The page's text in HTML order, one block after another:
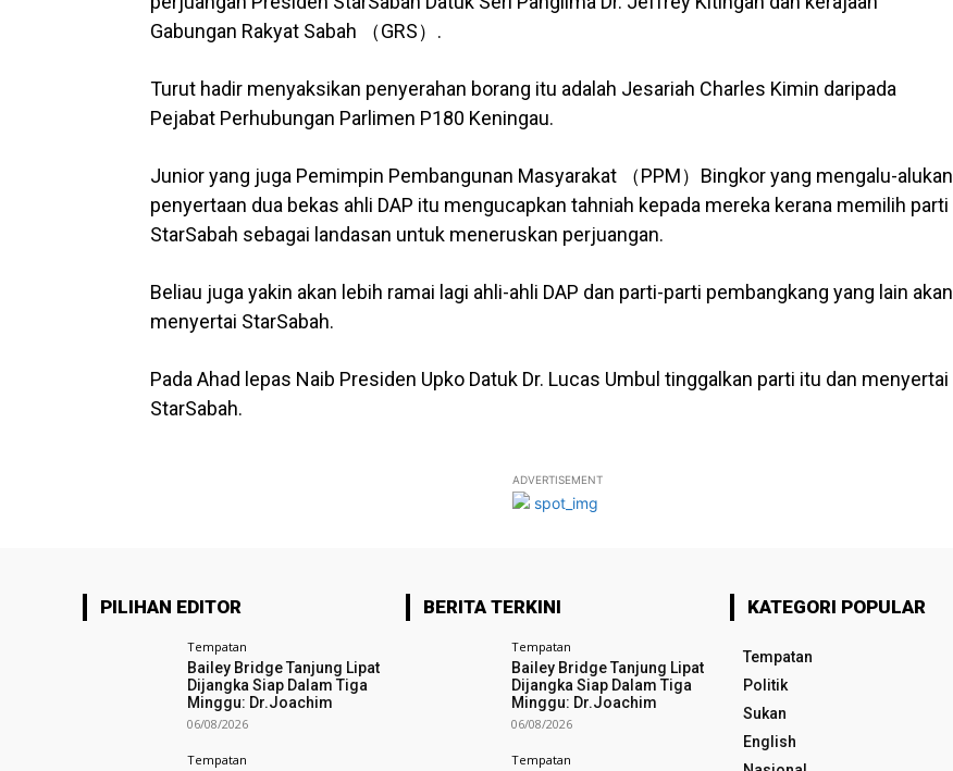
Gabungan Rakyat Sabah （GRS）.
Turut hadir menyaksikan penyerahan borang itu adalah Jesariah Charles Kimin daripada
Pejabat Perhubungan Parlimen P180 Keningau.
Junior yang juga Pemimpin Pembangunan Masyarakat （PPM）Bingkor yang mengalu-alukan
penyertaan dua bekas ahli DAP itu mengucapkan tahniah kepada mereka kerana memilih parti
StarSabah sebagai landasan untuk meneruskan perjuangan.
Beliau juga yakin akan lebih ramai lagi ahli-ahli DAP dan parti-parti pembangkang yang lain akan
menyertai StarSabah.
Pada Ahad lepas Naib Presiden Upko Datuk Dr. Lucas Umbul tinggalkan parti itu dan menyertai
StarSabah.
ADVERTISEMENT
PILIHAN EDITOR
Tempatan
Bailey Bridge Tanjung Lipat
Dijangka Siap Dalam Tiga
Minggu: Dr.Joachim
06/08/2026
Tempatan
BERITA TERKINI
Tempatan
Bailey Bridge Tanjung Lipat
Dijangka Siap Dalam Tiga
Minggu: Dr.Joachim
06/08/2026
Tempatan
KATEGORI POPULAR
Tempatan
Politik
Sukan
English